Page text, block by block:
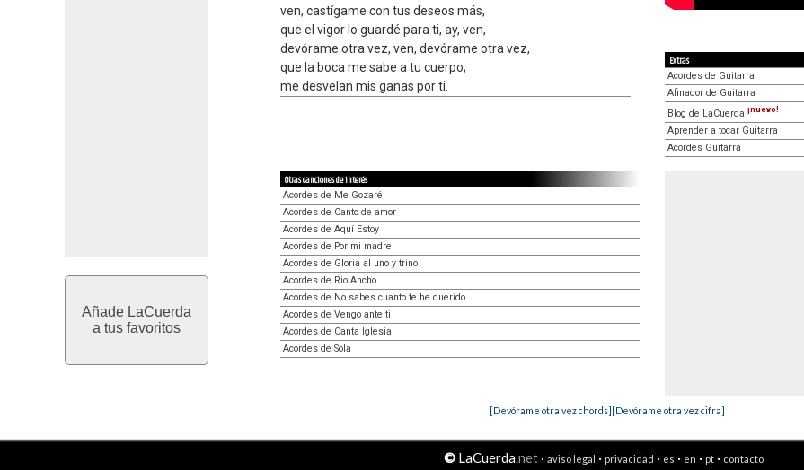
Añade LaCuerda
a tus favoritos
ven, castígame con tus deseos más,
que el vigor lo guardé para ti, ay, ven,
devórame otra vez, ven, devórame otra vez,
que la boca me sabe a tu cuerpo;
me desvelan mis ganas por ti.
Extras
Acordes de Guitarra
Afinador de Guitarra
Blog de LaCuerda ¡nuevo!
Aprender a tocar Guitarra
Acordes Guitarra
Otras canciones de interés
Acordes de Me Gozaré
Acordes de Canto de amor
Acordes de Aquí Estoy
Acordes de Por mi madre
Acordes de Gloria al uno y trino
Acordes de Rio Ancho
Acordes de No sabes cuanto te he querido
Acordes de Vengo ante ti
Acordes de Canta Iglesia
Acordes de Sola
[Devórame otra vez chords][Devórame otra vez cifra]
© LaCuerda.net · aviso legal · privacidad · es · en · pt · contacto